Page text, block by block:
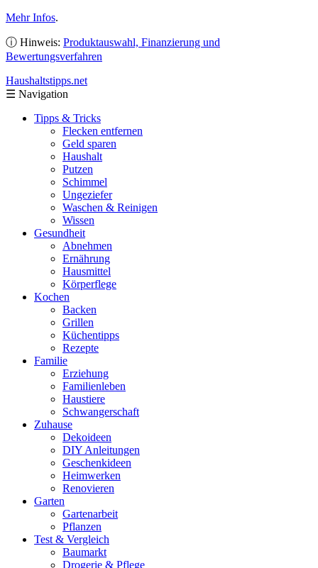
Mehr Infos.
ⓘ Hinweis: Produktauswahl, Finanzierung und
Bewertungsverfahren
Haushaltstipps.net
☰ Navigation
Tipps & Tricks
Flecken entfernen
Geld sparen
Haushalt
Putzen
Schimmel
Ungeziefer
Waschen & Reinigen
Wissen
Gesundheit
Abnehmen
Ernährung
Hausmittel
Körperflege
Kochen
Backen
Grillen
Küchentipps
Rezepte
Familie
Erziehung
Familienleben
Haustiere
Schwangerschaft
Zuhause
Dekoideen
DIY Anleitungen
Geschenkideen
Heimwerken
Renovieren
Garten
Gartenarbeit
Pflanzen
Test & Vergleich
Baumarkt
Drogerie & Pflege